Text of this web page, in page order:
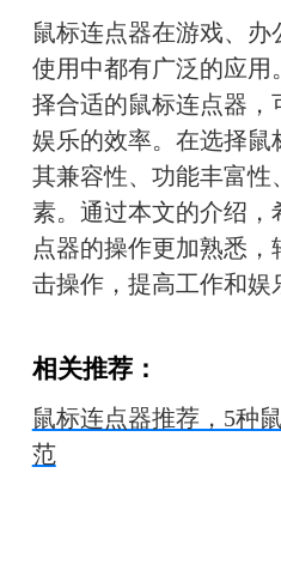
鼠标连点器在游戏、办
使用中都有广泛的应用
择合适的鼠标连点器，
娱乐的效率。在选择鼠
其兼容性、功能丰富性
素。通过本文的介绍，
点器的操作更加熟悉
击操作，提高工作和娱
相关推荐：
鼠标连点器推荐，5种
范